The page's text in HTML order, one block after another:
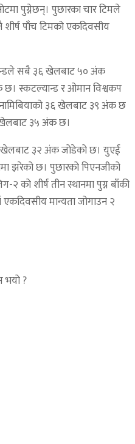
पुग्नेछन्। पुछारका चार टिमले
पाँच टिमको एकदिवसीय
सबै ३६ खेलबाट ५० अंक
स्कटल्यान्ड र ओमान विश्वकप
३६ खेलबाट ३९ अंक छ
३५ अंक छ।
खेलबाट ३२ अंक जोडेको छ। युएई
झरेको छ। पुछारको ‍पिएनजीको
शीर्ष तीन स्थानमा पुग्न बाँकी
एकदिवसीय मान्यता जोगाउन २
?